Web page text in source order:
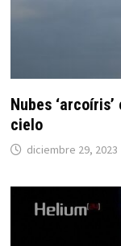
Nubes
cielo
diciembre 29, 2023